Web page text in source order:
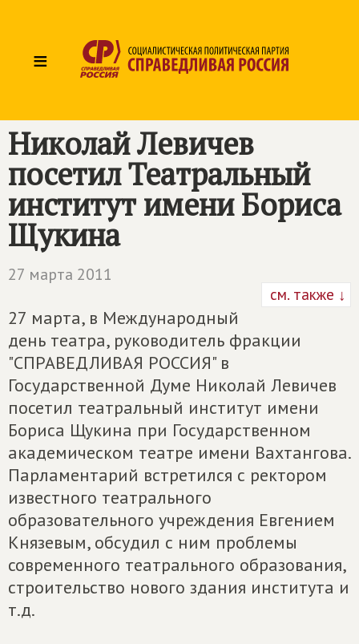
≡
Николай Левичев
посетил Театральный
институт имени Бориса
Щукина
27 марта 2011
см. также ↓
27 марта, в Международный
день театра, руководитель фракции
"СПРАВЕДЛИВАЯ РОССИЯ" в
Государственной Думе Николай Левичев
посетил театральный институт имени
Бориса Щукина при Государственном
академическом театре имени Вахтангова.
Парламентарий встретился с ректором
известного театрального
образовательного учреждения Евгением
Князевым, обсудил с ним проблемы
современного театрального образования,
строительство нового здания института и
т.д.